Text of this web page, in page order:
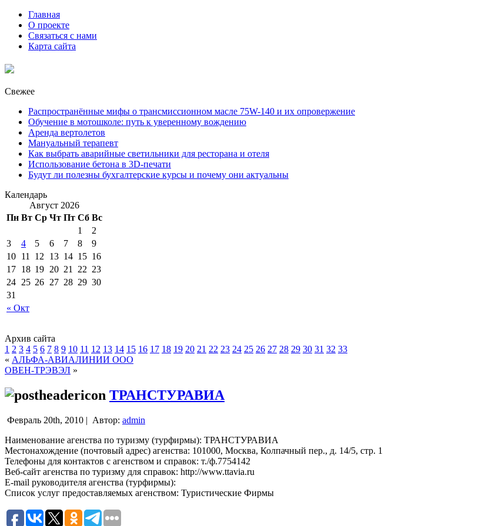
Главная
О проекте
Связаться с нами
Карта сайта
Свежее
Распространённые мифы о трансмиссионном масле 75W-140 и их опровержение
Обучение в мотошколе: путь к уверенному вождению
Аренда вертолетов
Мануальный терапевт
Как выбрать аварийные светильники для ресторана и отеля
Использование бетона в 3D-печати
Будут ли полезны бухгалтерские курсы и почему они актуальны
Календарь
Август 2026
Пн Вт Ср Чт Пт Сб Вс
« Окт
1
2
3
4 5 6 7 8
9
10 11 12 13 14 15 16
17 18 19 20 21 22 23
24 25 26 27 28 29 30
31
Архив сайта
1 2 3 4 5 6 7 8 9 10 11 12 13 14 15 16 17 18 19 20 21 22 23 24 25 26 27 28 29 30 31 32 33
« АЛЬФА-АВИАЛИНИИ ООО
ОВЕН-ТРЭВЭЛ »
ТРАНСТУРАВИА
Февраль 20th, 2010 | Автор: admin
Наименование агенства по туризму (турфирмы): ТРАНСТУРАВИА
Местонахождение (почтовый адрес) агенства: 101000, Москва, Колпачный пер., д. 14/5, стр. 1
Телефоны для контактов с агенством и справок: т./ф.7754142
Веб-сайт агенства по туризму для справок: http://www.ttavia.ru
E-mail руководителя агенства (турфирмы):
Список услуг предоставляемых агенством: Туристические Фирмы